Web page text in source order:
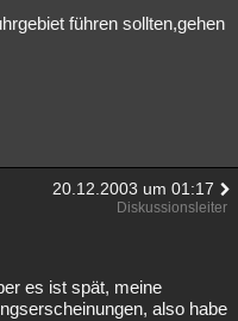
führen sollten,gehen
20.12.2003 um 01:17
Diskussionsleiter
es ist spät, meine
also habe